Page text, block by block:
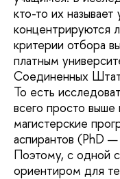
кто-то их
концентрируются
критерии отбора
платным
Соединенных
То есть
всего просто
магистерские
аспирантов (PhD
Поэтому, с одной
ориентиром для